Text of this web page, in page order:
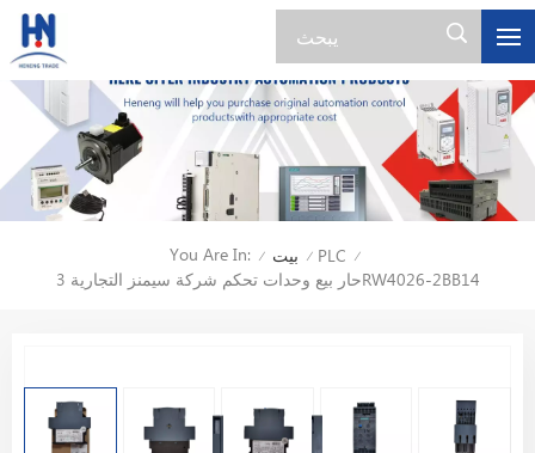
You Are In: / بيت / PLC /
حار بيع وحدات تحكم شركة سيمنز التجارية 3RW4026-2BB14